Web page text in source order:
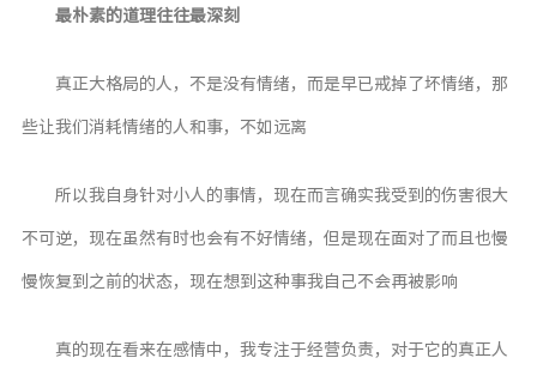
最朴素的道理往往最深刻
真正大格局的人，不是没有情绪，而是早已戒掉了坏情绪，那
些让我们消耗情绪的人和事，不如远离
所以我自身针对小人的事情，现在而言确实我受到的伤害很大
不可逆，现在虽然有时也会有不好情绪，但是现在面对了而且也慢
慢恢复到之前的状态，现在想到这种事我自己不会再被影响
真的现在看来在感情中，我专注于经营负责，对于它的真正人